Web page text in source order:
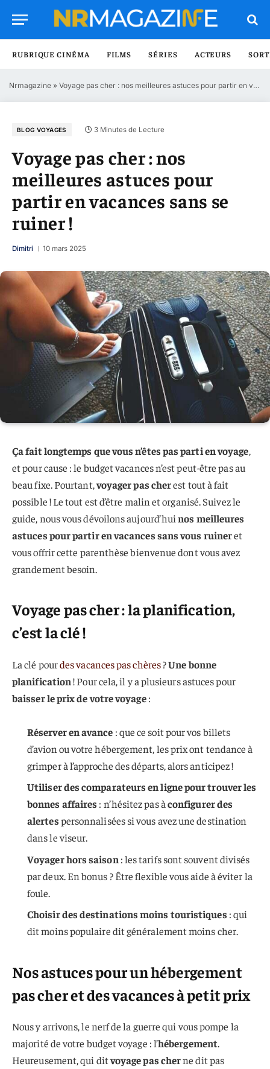
RUBRIQUE CINÉMA FILMS SÉRIES ACTEURS
Nrmagazine » Voyage pas cher : nos meilleures astuces pour partir en vacances sans se ruiner !
BLOG VOYAGES 3 Minutes de Lecture
Voyage pas cher : nos
meilleures astuces pour
partir en vacances sans se
ruiner !
Dimitri 10 mars 2025
Ça fait longtemps que vous n’êtes pas parti en voyage,
et pour cause : le budget vacances n’est peut-être pas au
beau fixe. Pourtant,voyager pas cherest tout à fait
possible ! Le tout est d’être malin et organisé. Suivez le
guide, nous vous dévoilons aujourd’huinos meilleures
astuces pour partir en vacances sans vous ruineret
vous offrir cette parenthèse bienvenue dont vous avez
grandement besoin.
Voyage pas cher : la planification,
c’est la clé !
La clé pourdes vacances pas chères?Une bonne
planification! Pour cela, il y a plusieurs astuces pour
baisser le prix de votre voyage:
Réserver en avance : que ce soit pour vos billets
d’avion ou votre hébergement, les prix ont tendance à
grimper à l’approche des départs, alors anticipez !
Utiliser des comparateurs en ligne pour trouver les
bonnes affaires : n’hésitez pas àconfigurer des
alertespersonnalisées si vous avez une destination
dans le viseur.
Voyager hors saison : les tarifs sont souvent divisés
par deux. En bonus ? Être flexible vous aide à éviter la
foule.
Choisir des destinations moins touristiques : qui
dit moins populaire dit généralement moins cher.
Nos astuces pour un hébergement
pas cher et des vacances à petit prix
Nous y arrivons, le nerf de la guerre qui vous pompe la
majorité de votre budget voyage : l’hébergement.
Heureusement, qui ditvoyage pas cherne dit pas